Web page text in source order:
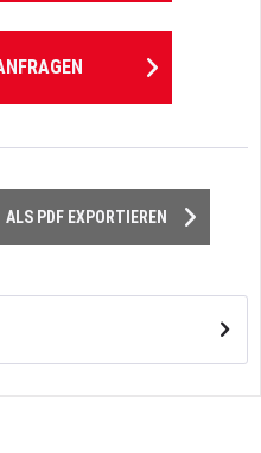
ALS PDF EXPORTIEREN